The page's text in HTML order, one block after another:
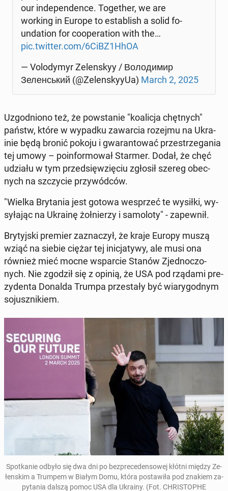
our in­de­pen­den­ce. To­ge­ther, we are
working in Europe to es­ta­blish a solid fo­
un­da­tion for co­ope­ra­tion with the…
pic.twitter.com/6CiBZ1HhOA
— Vo­lo­dy­myr Ze­len­skyy / Володимир
Зеленський (@Ze­len­sky­y­Ua) March 2, 2025
Uzgod­nio­no też, że po­wsta­nie "ko­ali­cja chęt­nych"
państw, które w wypadku za­war­cia rozejmu na Ukra­
inie będą bronić pokoju i gwa­ran­to­wać prze­strze­ga­nia
tej umowy – po­in­for­mo­wał Starmer. Dodał, że chęć
udziału w tym przed­się­wzię­ciu zgłosił szereg obec­
nych na szczy­cie przy­wód­ców.
"Wielka Bry­ta­nia jest gotowa wes­przeć te wysiłki, wy­
sy­ła­jąc na Ukrainę żoł­nie­rzy i sa­mo­lo­ty" - za­pew­nił.
Bry­tyj­ski premier za­zna­czył, że kraje Europy muszą
wziąć na siebie ciężar tej ini­cja­ty­wy, ale musi ona
również mieć mocne wspar­cie Stanów Zjed­no­czo­
nych. Nie zgodził się z opinią, że USA pod rządami pre­
zy­den­ta Donalda Trumpa prze­sta­ły być wia­ry­god­nym
so­jusz­ni­kiem.
Spo­tka­nie odbyło się dwa dni po bez­pre­ce­den­so­wej kłótni między Ze­
łen­skim a Trumpem w Białym Domu, która po­sta­wi­ła pod znakiem za­
py­ta­nia dalszą pomoc USA dla Ukrainy. (Fot. CHRI­STO­PHE